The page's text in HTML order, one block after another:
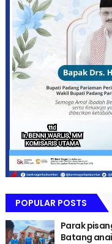
POPULAR POSTS
Parak
Batang